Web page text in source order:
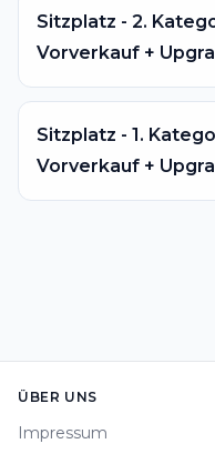
Sitzplatz - 2.
Vorverkauf +
Sitzplatz - 1.
Vorverkauf +
ÜBER UNS
Impressum